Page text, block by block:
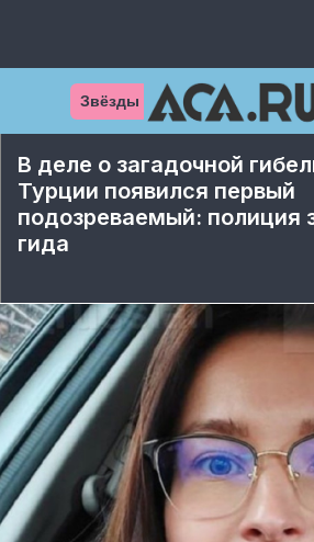
Звёзды
В деле о загадочной
Турции появился первый
подозреваемый: полиция
гида